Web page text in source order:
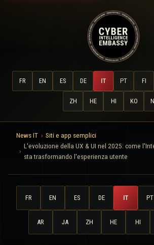
FR EN ES DE IT PT FI
ZH HE HI KO
News IT
Siti e app semplici
L'evoluzione della UX & UI nel 2025: come
sta trasformando l'esperienza utente
FR EN ES DE IT PT
AR JA ZH HE HI